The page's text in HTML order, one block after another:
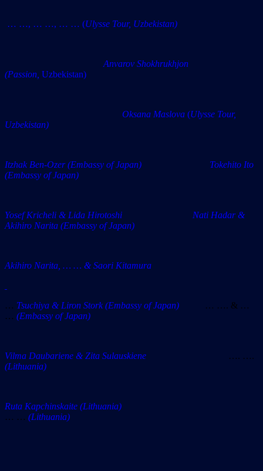
… …, … …, … … (Ulysse Tour, Uzbekistan)
Anvarov Shokhrukhjon
(Passion, Uzbekistan)
Oksana Maslova (Ulysse Tour,
Uzbekistan)
Itzhak Ben-Ozer (Embassy of Japan) Tokehito Ito
(Embassy of Japan)
Yosef Kricheli & Lida Hirotoshi Nati Hadar &
Akihiro Narita (Embassy of Japan)
Akihiro Narita, … … & Saori Kitamura
… Tsuchiya & Liron Stork (Embassy of Japan) … …. & …
… (Embassy of Japan)
Vilma Daubariene & Zita Sulauskiene
…. ….
(Lithuania)
Ruta Kapchinskaite (Lithuania)
… … (Lithuania)